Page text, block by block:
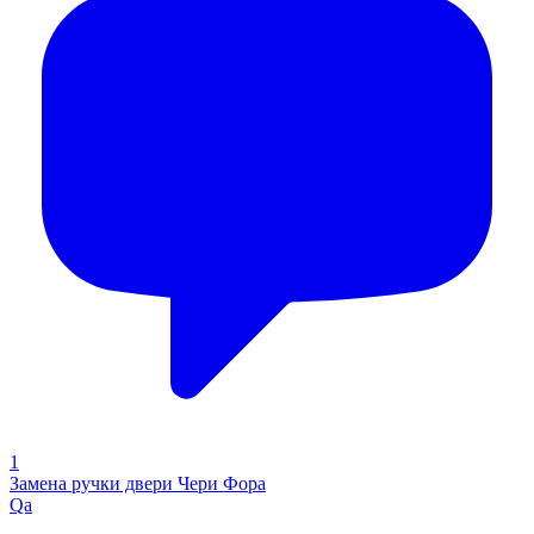
1
Замена ручки двери Чери Фора
Qa